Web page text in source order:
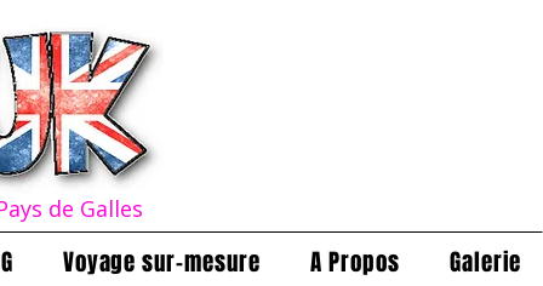
de Galles
Voyage sur-mesure A Propos Galerie